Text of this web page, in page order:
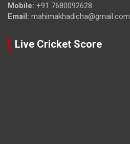
Mobile: +91 7680092628
Email: mahimakhadicha@gmail.com
Live Cricket Score